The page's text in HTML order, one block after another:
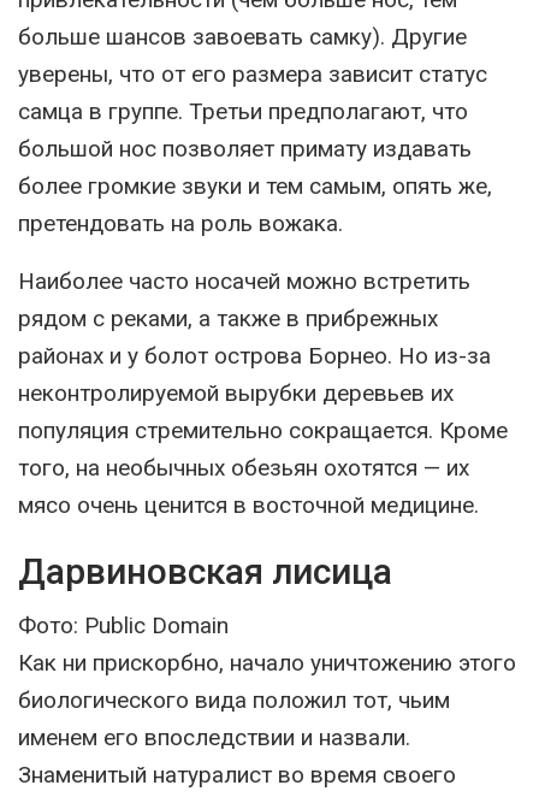
больше шансов завоевать самку). Другие
уверены, что от его размера зависит статус
самца в группе. Третьи предполагают, что
большой нос позволяет примату издавать
более громкие звуки и тем самым, опять же,
претендовать на роль вожака.
Наиболее часто носачей можно встретить
рядом с реками, а также в прибрежных
районах и у болот острова Борнео. Но из-за
неконтролируемой вырубки деревьев их
популяция стремительно сокращается. Кроме
того, на необычных обезьян охотятся — их
мясо очень ценится в восточной медицине.
Дарвиновская лисица
Фото: Public Domain
Как ни прискорбно, начало уничтожению этого
биологического вида положил тот, чьим
именем его впоследствии и назвали.
Знаменитый натуралист во время своего